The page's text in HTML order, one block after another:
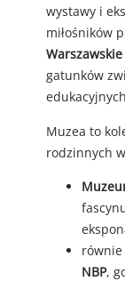
wystawy i
miłośników
Warszawskie
gatunków
Muzea to
rodzinnych
NBP,